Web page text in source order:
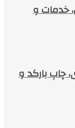
خدمات و
چاپ بارکد و